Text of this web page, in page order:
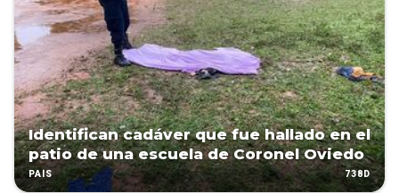
Identifican cadáver que fue hallado en el
patio de una escuela de Coronel Oviedo
PAÍS 738D